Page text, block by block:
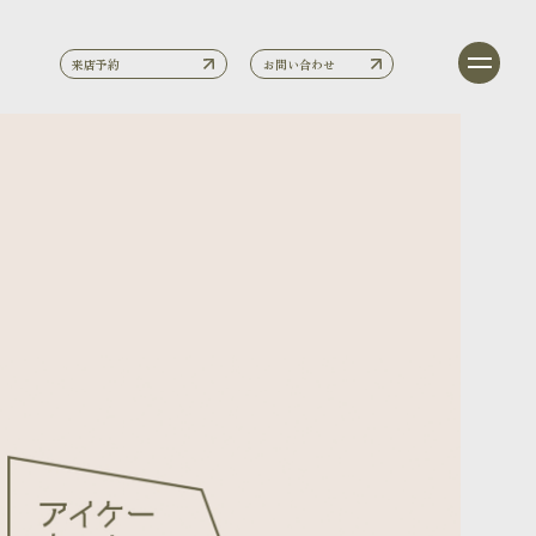
来店予約 お問い合わせ